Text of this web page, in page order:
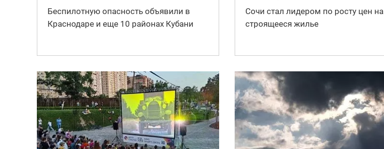
Беспилотную опасность объявили в
Краснодаре и еще 10 районах Кубани
Сочи стал лидером по росту цен на
строящееся жилье